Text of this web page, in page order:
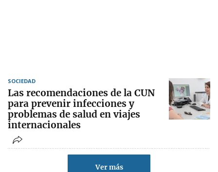
SOCIEDAD
Las recomendaciones de la CUN
para prevenir infecciones y
problemas de salud en viajes
internacionales
Ver más